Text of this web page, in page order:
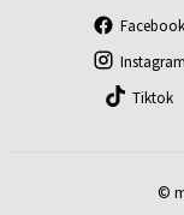
Facebook
Instagram
Tiktok
©